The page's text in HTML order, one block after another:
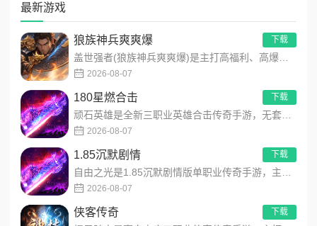
最新游戏
狼族神兵爽爽爆
2026-08-07
下载
180星燃合击
2026-08-07
下载
1.85沉默剧情
2026-08-07
下载
侠客传奇 下载